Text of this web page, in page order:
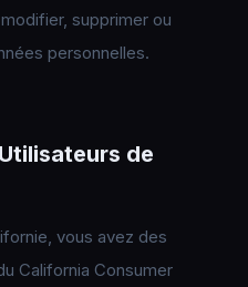
supprimer ou
personnelles.
de
vous avez des
California Consumer